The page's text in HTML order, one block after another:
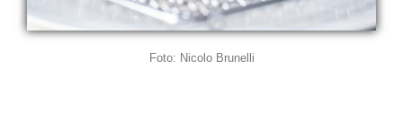
Foto: Nicolo Brunelli